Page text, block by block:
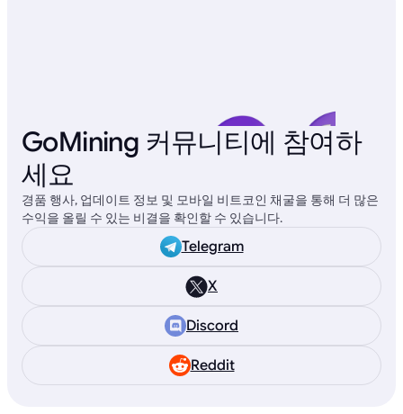
GoMining 커뮤니티에 참여하
세요
경품 행사, 업데이트 정보 및 모바일 비트코인 채굴을 통해 더 많은
수익을 올릴 수 있는 비결을 확인할 수 있습니다.
Telegram
X
Discord
Reddit